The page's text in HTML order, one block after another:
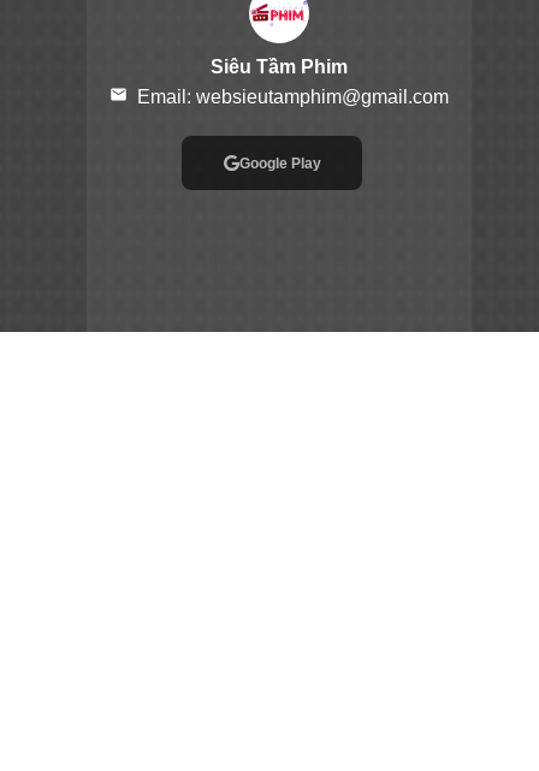
Siêu Tầm Phim
email Email: websieutamphim@gmail.com
Google Play